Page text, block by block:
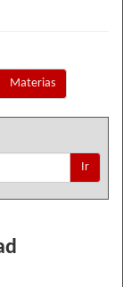
Materias
Ir